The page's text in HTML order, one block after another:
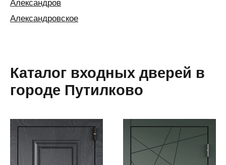
Александров
Александровское
Алушта
Альметьевск
Анапа
Анжеро-
Судженск
Каталог входных дверей в
городе Путилково